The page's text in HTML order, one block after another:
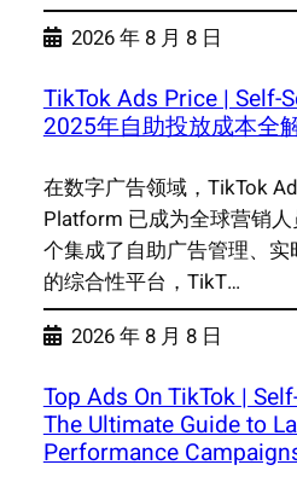
2026 年 8 月 8 日
TikTok Ads Price | Self-
2025年自助投放成本全
在数字广告领域，TikTok
Platform 已成为全球营销
个集成了自助广告管理、
的综合性平台，TikT…
2026 年 8 月 8 日
Top Ads On TikTok |
The Ultimate Guide to
Performance